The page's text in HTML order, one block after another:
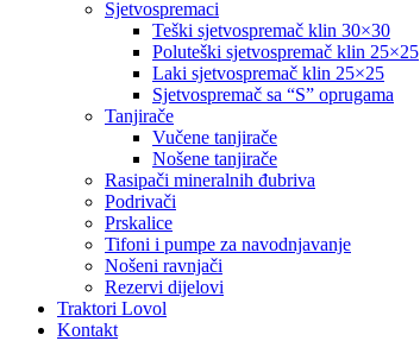
Sjetvospremaci
Teški sjetvospremač klin 30×30
Poluteški sjetvospremač klin 25×25
Laki sjetvospremač klin 25×25
Sjetvospremač sa “S” oprugama
Tanjirače
Vučene tanjirače
Nošene tanjirače
Rasipači mineralnih đubriva
Podrivači
Prskalice
Tifoni i pumpe za navodnjavanje
Nošeni ravnjači
Rezervi dijelovi
Traktori Lovol
Kontakt